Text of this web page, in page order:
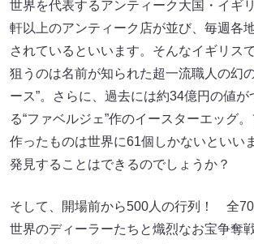
世界を代表するアンティーク大国・イギ
軒以上のアンティーク店が並び、毎週各
されているといいます。そんなイギリス
狙うのは名前が知られた超一流職人の幻
ース”。さらに、過去には約34億円の値が
る“ファベルジェ”作のイースターエッグ
作ったものは世界に61個しかないといい
発見することはできるのでしょうか？
そして、開場前から500人の行列！ 全
世界のディーラーたちと熾烈なお宝争